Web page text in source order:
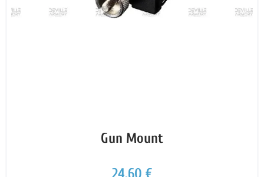
Gun Mount
24,60 €